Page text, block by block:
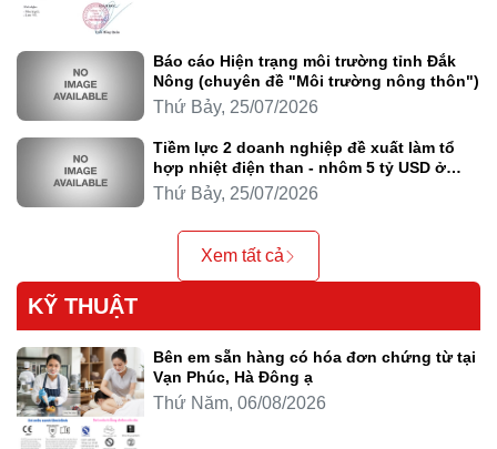
Báo cáo Hiện trạng môi trường tỉnh Đắk
Nông (chuyên đề "Môi trường nông thôn")
Thứ Bảy, 25/07/2026
Tiềm lực 2 doanh nghiệp đề xuất làm tổ
hợp nhiệt điện than - nhôm 5 tỷ USD ở
Lâm Đồng
Thứ Bảy, 25/07/2026
Xem tất cả
KỸ THUẬT
Bên em sẵn hàng có hóa đơn chứng từ tại
Vạn Phúc, Hà Đông ạ
Thứ Năm, 06/08/2026